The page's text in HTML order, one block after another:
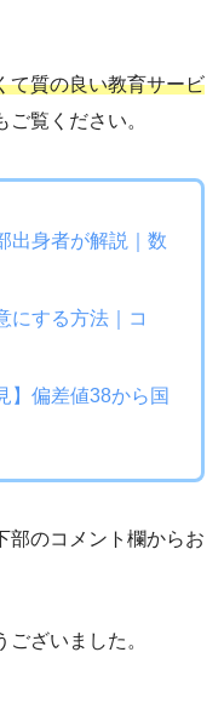
て質の良い教育サービ
覧ください。
出身者が解説｜数
にする方法｜コ
】偏差値38から国
部のコメント欄からお
ざいました。